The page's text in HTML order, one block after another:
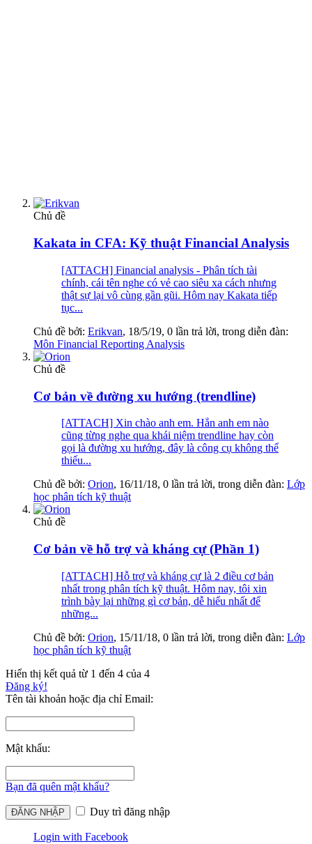
Chủ đề
Kakata in CFA: Kỹ thuật Financial Analysis
[ATTACH] Financial analysis - Phân tích tài
chính, cái tên nghe có vẻ cao siêu xa cách nhưng
thật sự lại vô cùng gần gũi. Hôm nay Kakata tiếp
tục...
Chủ đề bởi: Erikvan, 18/5/19, 0 lần trả lời, trong diễn đàn:
Môn Financial Reporting Analysis
Chủ đề
Cơ bản về đường xu hướng (trendline)
[ATTACH] Xin chào anh em. Hẳn anh em nào
cũng từng nghe qua khái niệm trendline hay còn
gọi là đường xu hướng, đây là công cụ không thể
thiếu...
Chủ đề bởi: Orion, 16/11/18, 0 lần trả lời, trong diễn đàn: Lớp
học phân tích kỹ thuật
Chủ đề
Cơ bản về hỗ trợ và kháng cự (Phần 1)
[ATTACH] Hỗ trợ và kháng cự là 2 điều cơ bản
nhất trong phân tích kỹ thuật. Hôm nay, tôi xin
trình bày lại những gì cơ bản, dễ hiểu nhất để
những...
Chủ đề bởi: Orion, 15/11/18, 0 lần trả lời, trong diễn đàn: Lớp
học phân tích kỹ thuật
Hiển thị kết quả từ 1 đến 4 của 4
Đăng ký!
Tên tài khoản hoặc địa chỉ Email:
Mật khẩu:
Bạn đã quên mật khẩu?
Duy trì đăng nhập
Login with Facebook